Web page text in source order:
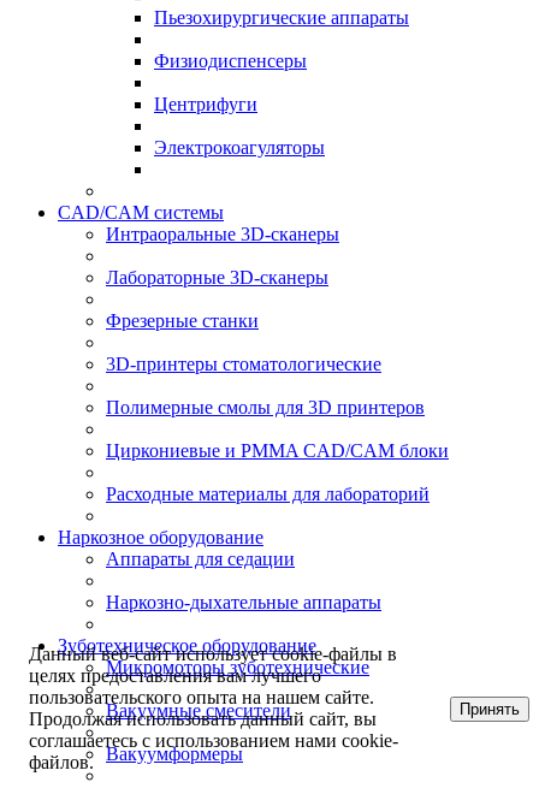
Пьезохирургические аппараты
Физиодиспенсеры
Центрифуги
Электрокоагуляторы
CAD/CAM системы
Интраоральные 3D-сканеры
Лабораторные 3D-сканеры
Фрезерные станки
3D-принтеры стоматологические
Полимерные смолы для 3D принтеров
Циркониевые и PMMA CAD/CAM блоки
Расходные материалы для лабораторий
Наркозное оборудование
Аппараты для седации
Наркозно-дыхательные аппараты
Зуботехническое оборудование
Микромоторы зуботехнические
Вакуумные смесители
Вакуумформеры
Данный веб-сайт использует cookie-файлы в
целях предоставления вам лучшего
пользовательского опыта на нашем сайте.
Продолжая использовать данный сайт, вы
соглашаетесь с использованием нами cookie-
файлов.
Принять